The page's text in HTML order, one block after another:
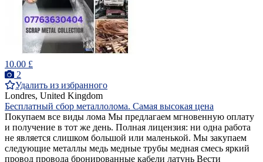
10.00 £
2
Удалить из избранного
Londres, United Kingdom
Бесплатный сбор металлолома. Самая высокая цена
Покупаем все виды лома Мы предлагаем мгновенную оплату
и получение в тот же день. Полная лицензия: ни одна работа
не является слишком большой или маленькой. Мы закупаем
следующие металлы медь медные трубы медная смесь яркий
провод провода бронированные кабели латунь Вести